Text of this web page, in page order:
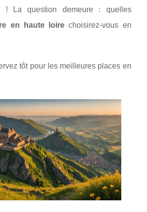
! La question demeure : quelles
en haute loire choisirez-vous en
tôt pour les meilleures places en